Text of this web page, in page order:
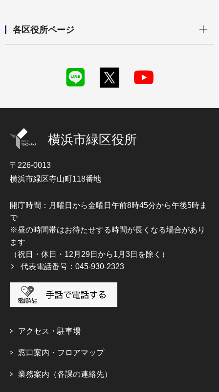
各区役所ページ
横浜市緑区役所
〒226-0013
横浜市緑区寺山町118番地
開庁時間：月曜日から金曜日午前8時45分から午後5時ま
で
※昼の時間帯はお待たせする時間が長くなる場合があり
ます
（祝日・休日・12月29日から1月3日を除く）
代表電話番号：045-930-2323
アクセス・駐車場
窓口案内・フロアマップ
業務案内（各課の連絡先）